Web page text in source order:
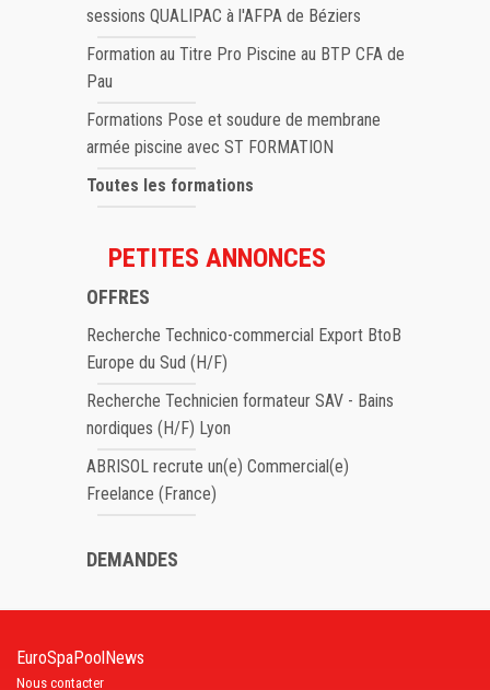
sessions QUALIPAC à l'AFPA de Béziers
Formation au Titre Pro Piscine au BTP CFA de
Pau
Formations Pose et soudure de membrane
armée piscine avec ST FORMATION
Toutes les formations
PETITES ANNONCES
OFFRES
Recherche Technico-commercial Export BtoB
Europe du Sud (H/F)
Recherche Technicien formateur SAV - Bains
nordiques (H/F) Lyon
ABRISOL recrute un(e) Commercial(e)
Freelance (France)
DEMANDES
EuroSpaPoolNews
Nous contacter